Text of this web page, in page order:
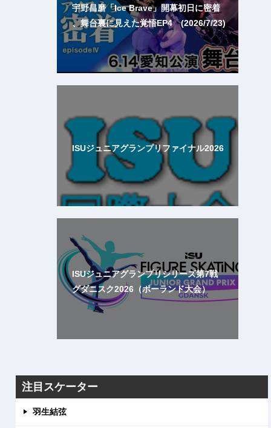
宇野昌磨「Ice Brave」開幕初日に密着
、舞台裏に見えた覚悟EP4 (2026/7/23)
ISUジュニアグランプリファイナル2026
ISUジュニアグランプリシリーズ第7戦
グダニスク2026（ポーランド大会）
注目スケーター
羽生結弦